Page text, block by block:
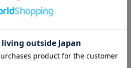
人気No.